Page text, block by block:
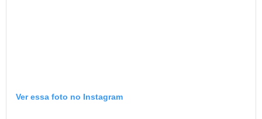
Ver essa foto no Instagram